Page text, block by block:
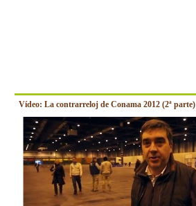
Vídeo: La contrarreloj de Conama 2012 (2ª parte)